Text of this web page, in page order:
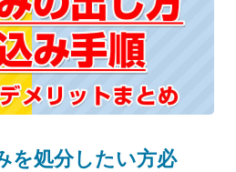
を処分したい方必